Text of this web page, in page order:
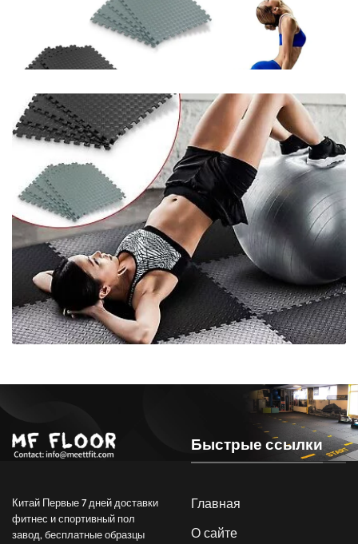
Китай Первые 7 дней доставки
фитнес и спортивный пол
завод, бесплатные образцы
Быстрые ссылки
Главная
О сайте